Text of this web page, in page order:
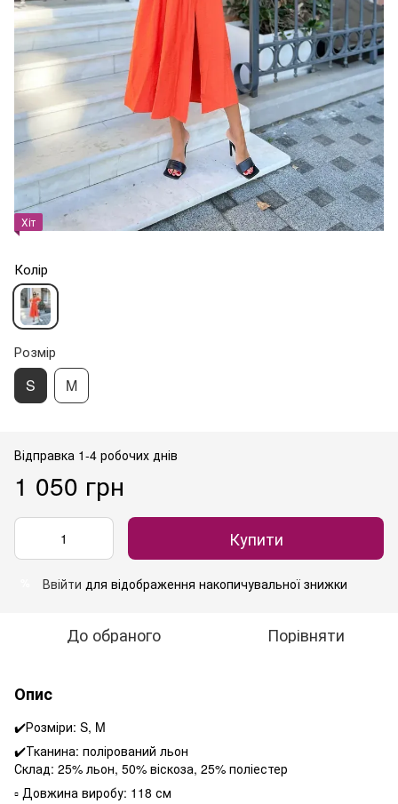
Хіт
Колір
Розмір
S M
Відправка 1-4 робочих днів
1 050 грн
Купити
Ввійти для відображення накопичувальної знижки
До обраного Порівняти
Опис
✔️Розміри: S, M
✔️Тканина: полірований льон
Склад: 25% льон, 50% віскоза, 25% поліестер
▫️ Довжина виробу: 118 см